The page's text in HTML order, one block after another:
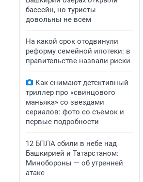
бассейн, но туристы
довольны не всем
На какой срок отодвинули
реформу семейной ипотеки: в
правительстве назвали риски
Как снимают детективный
триллер про «свинцового
маньяка» со звездами
сериалов: фото со съемок и
первые подробности
12 БПЛА сбили в небе над
Башкирией и Татарстаном:
Минобороны — об утренней
атаке